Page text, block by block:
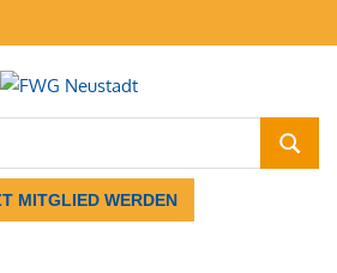
FWG
Neustadt
MITGLIED WERDEN